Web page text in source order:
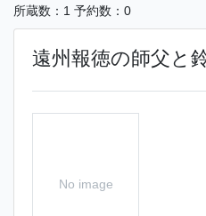
所蔵数：1 予約数：0
遠州報徳の師父と
No image